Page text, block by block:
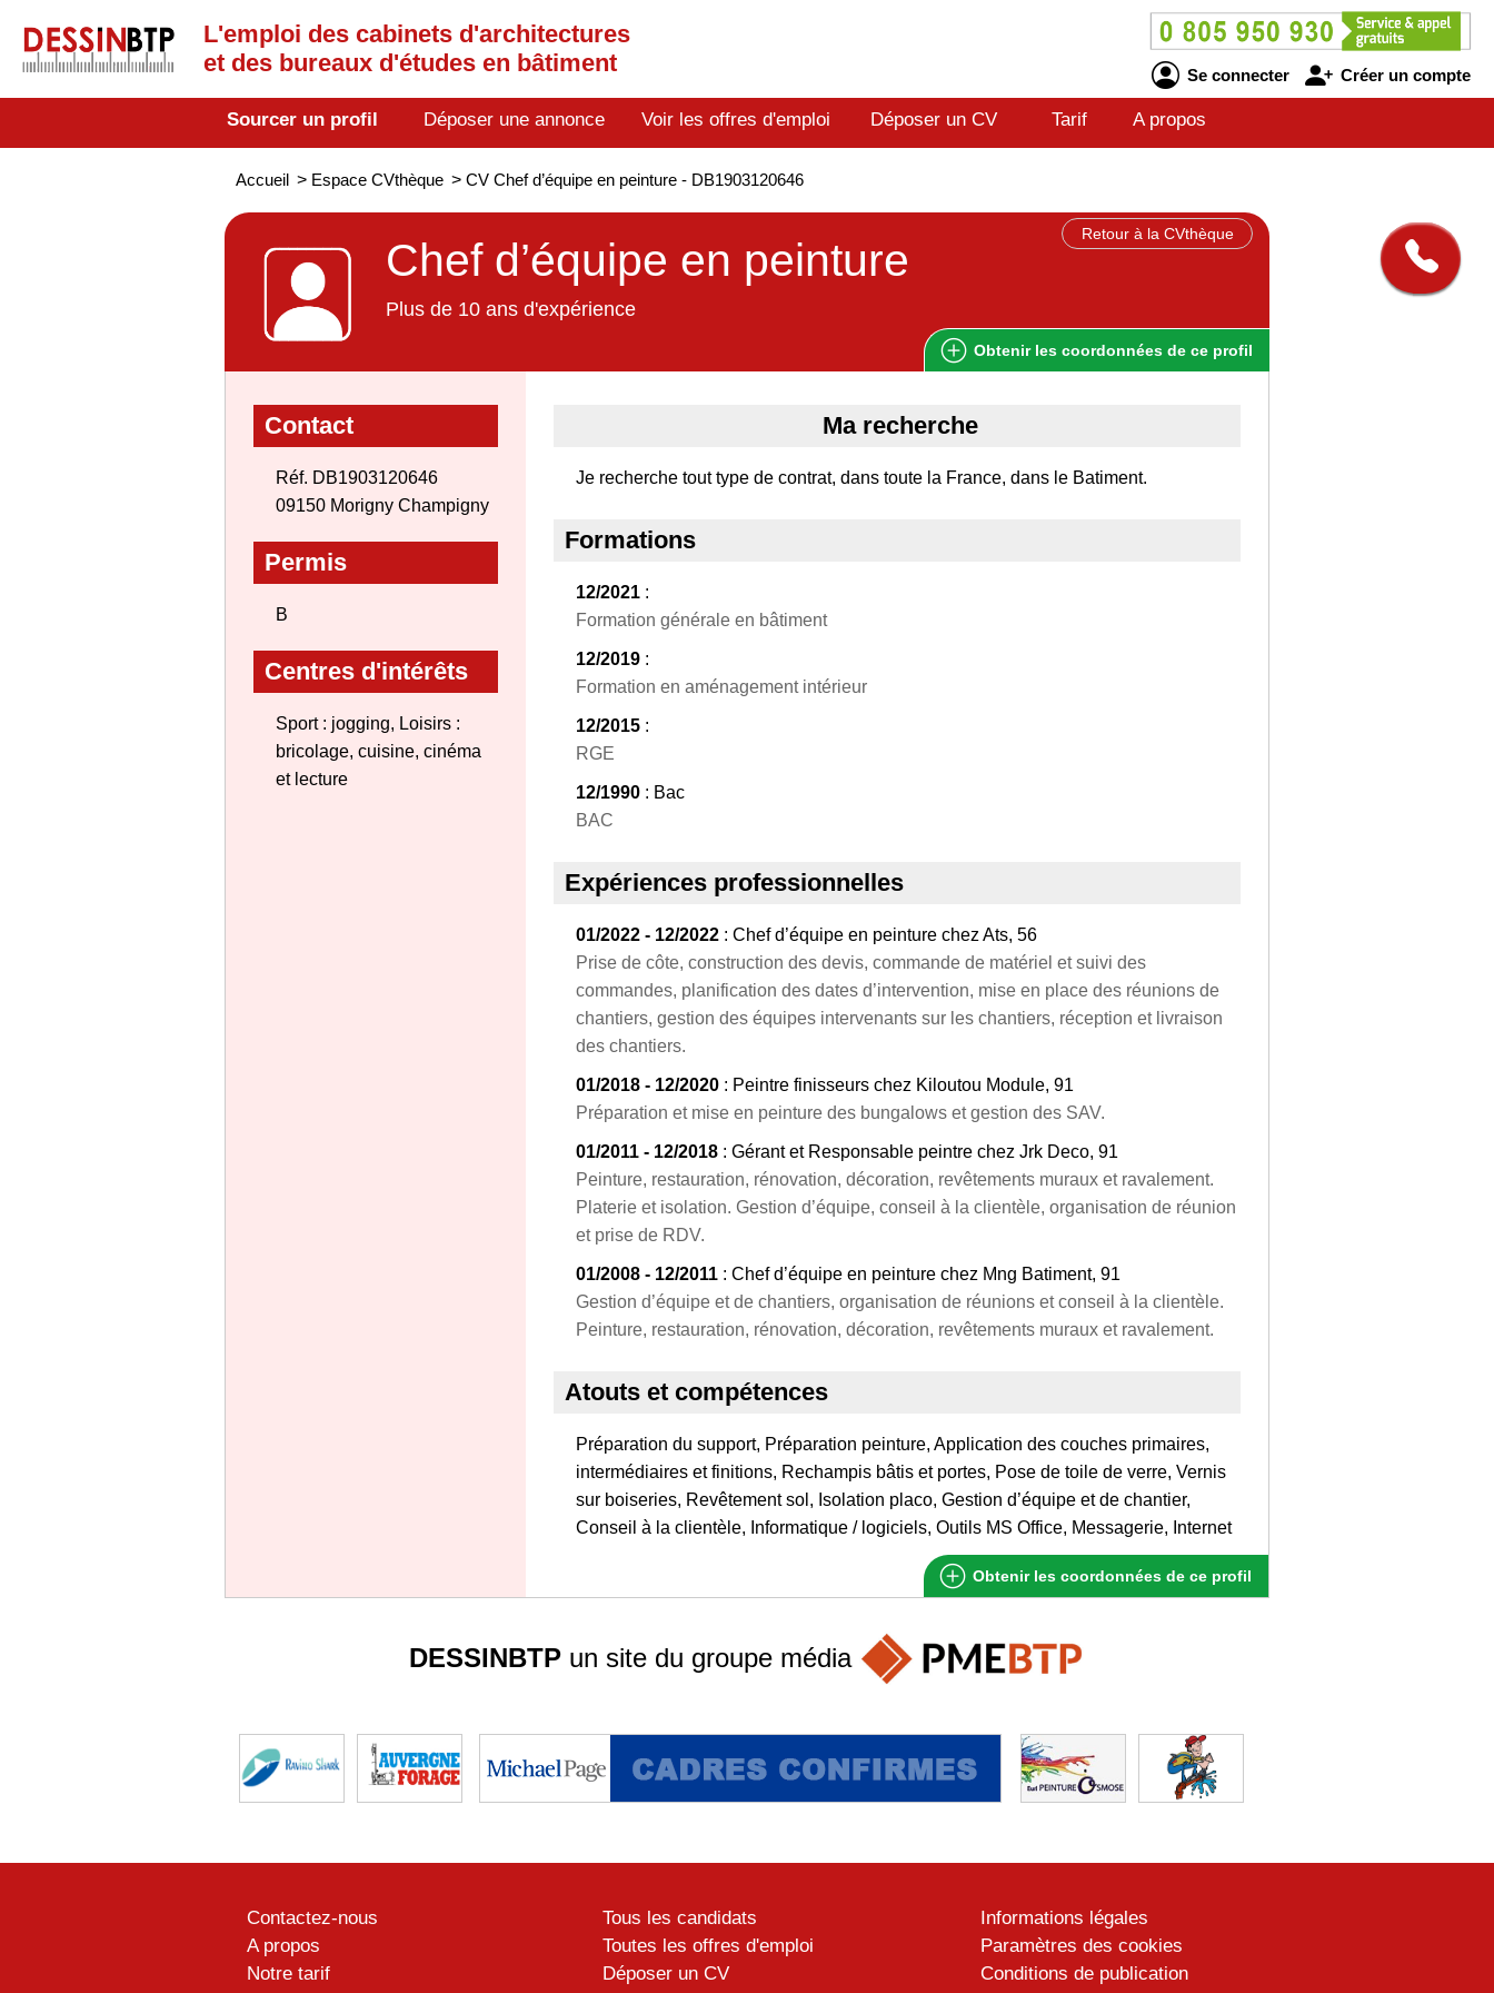
L'emploi des cabinets d'architectures
et des bureaux d'études en bâtiment
Se connecter Créer un compte
Sourcer un profil Déposer une annonce Voir les offres d'emploi Déposer un CV Tarif A propos
Accueil > Espace CVthèque > CV Chef d’équipe en peinture - DB1903120646
Retour à la CVthèque
Chef d’équipe en peinture
Plus de 10 ans d'expérience
Obtenir les coordonnées de ce profil
Contact
Réf. DB1903120646
09150 Morigny Champigny
Permis
B
Centres d'intérêts
Sport : jogging, Loisirs :
bricolage, cuisine, cinéma
et lecture
Ma recherche
Je recherche tout type de contrat, dans toute la France, dans le Batiment.
Formations
12/2021 :
Formation générale en bâtiment
12/2019 :
Formation en aménagement intérieur
12/2015 :
RGE
12/1990 : Bac
BAC
Expériences professionnelles
01/2022 - 12/2022 : Chef d’équipe en peinture chez Ats, 56
Prise de côte, construction des devis, commande de matériel et suivi des
commandes, planification des dates d’intervention, mise en place des réunions de
chantiers, gestion des équipes intervenants sur les chantiers, réception et livraison
des chantiers.
01/2018 - 12/2020 : Peintre finisseurs chez Kiloutou Module, 91
Préparation et mise en peinture des bungalows et gestion des SAV.
01/2011 - 12/2018 : Gérant et Responsable peintre chez Jrk Deco, 91
Peinture, restauration, rénovation, décoration, revêtements muraux et ravalement.
Platerie et isolation. Gestion d’équipe, conseil à la clientèle, organisation de réunion
et prise de RDV.
01/2008 - 12/2011 : Chef d’équipe en peinture chez Mng Batiment, 91
Gestion d’équipe et de chantiers, organisation de réunions et conseil à la clientèle.
Peinture, restauration, rénovation, décoration, revêtements muraux et ravalement.
Atouts et compétences
Préparation du support, Préparation peinture, Application des couches primaires,
intermédiaires et finitions, Rechampis bâtis et portes, Pose de toile de verre, Vernis
sur boiseries, Revêtement sol, Isolation placo, Gestion d’équipe et de chantier,
Conseil à la clientèle, Informatique / logiciels, Outils MS Office, Messagerie, Internet
Obtenir les coordonnées de ce profil
DESSINBTP un site du groupe média
Contactez-nous
A propos
Notre tarif
Tous les candidats
Toutes les offres d'emploi
Déposer un CV
Informations légales
Paramètres des cookies
Conditions de publication